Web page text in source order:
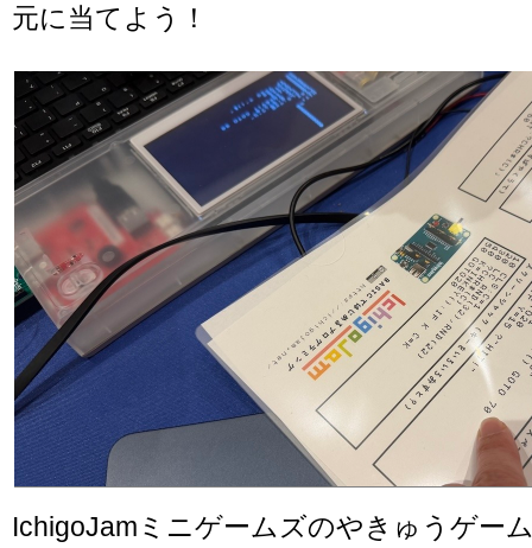
元に当てよう！
IchigoJamミニゲームズのやきゅうゲー